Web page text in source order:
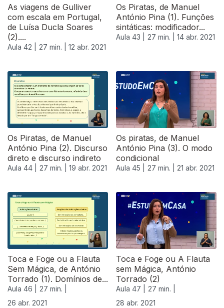
As viagens de Gulliver
com escala em Portugal,
de Luísa Ducla Soares
(2)....
Aula 42 | 27 min. | 12 abr. 2021
Os Piratas, de Manuel
António Pina (1). Funções
sintáticas: modificador...
Aula 43 | 27 min. | 14 abr. 2021
Os Piratas, de Manuel
António Pina (2). Discurso
direto e discurso indireto
Aula 44 | 27 min. | 19 abr. 2021
Os piratas, de Manuel
António Pina (3). O modo
condicional
Aula 45 | 27 min. | 21 abr. 2021
Toca e Foge ou a Flauta
Sem Mágica, de António
Torrado (1). Domínios de...
Aula 46 |
27 min. |
26 abr. 2021
Toca e Foge ou A Flauta
sem Mágica, António
Torrado (2)
Aula 47 |
27 min. |
28 abr. 2021
540101